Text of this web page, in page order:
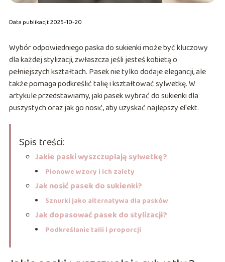
Data publikacji: 2025-10-20
Wybór odpowiedniego paska do sukienki może być kluczowy
dla każdej stylizacji, zwłaszcza jeśli jesteś kobietą o
pełniejszych kształtach. Pasek nie tylko dodaje elegancji, ale
także pomaga podkreślić talię i kształtować sylwetkę. W
artykule przedstawiamy, jaki pasek wybrać do sukienki dla
puszystych oraz jak go nosić, aby uzyskać najlepszy efekt.
Spis treści:
Jakie paski wyszczuplają sylwetkę?
Pionowe wzory i ich zalety
Jak nosić pasek do sukienki?
Sznurki jako alternatywa dla pasków
Jak dopasować pasek do stylizacji?
Podkreślanie talii i proporcji